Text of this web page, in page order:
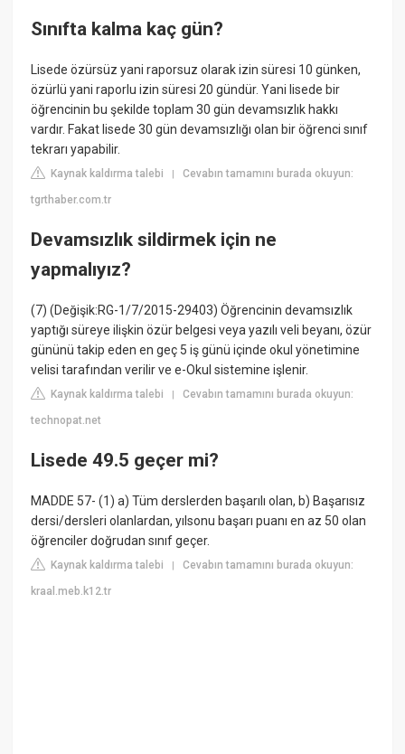
Sınıfta kalma kaç gün?
Lisede özürsüz yani raporsuz olarak izin süresi 10 günken,
özürlü yani raporlu izin süresi 20 gündür. Yani lisede bir
öğrencinin bu şekilde toplam 30 gün devamsızlık hakkı
vardır. Fakat lisede 30 gün devamsızlığı olan bir öğrenci sınıf
tekrarı yapabilir.
Kaynak kaldırma talebi |Cevabın tamamını burada okuyun:
tgrthaber.com.tr
Devamsızlık sildirmek için ne
yapmalıyız?
(7) (Değişik:RG-1/7/2015-29403) Öğrencinin devamsızlık
yaptığı süreye ilişkin özür belgesi veya yazılı veli beyanı, özür
gününü takip eden en geç 5 iş günü içinde okul yönetimine
velisi tarafından verilir ve e-Okul sistemine işlenir.
Kaynak kaldırma talebi |Cevabın tamamını burada okuyun:
technopat.net
Lisede 49.5 geçer mi?
MADDE 57- (1) a) Tüm derslerden başarılı olan, b) Başarısız
dersi/dersleri olanlardan, yılsonu başarı puanı en az 50 olan
öğrenciler doğrudan sınıf geçer.
Kaynak kaldırma talebi |Cevabın tamamını burada okuyun:
kraal.meb.k12.tr